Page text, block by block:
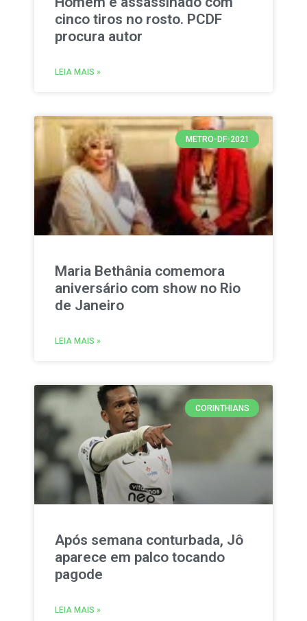
cinco tiros no rosto. PCDF
procura autor
LEIA MAIS »
METRO-DF-2021
Maria Bethânia comemora
aniversário com show no Rio
de Janeiro
LEIA MAIS »
CORINTHIANS
Após semana conturbada, Jô
aparece em palco tocando
pagode
LEIA MAIS »